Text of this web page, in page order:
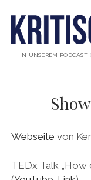
IN UNSEREM
Webseite von
TEDx Talk „How